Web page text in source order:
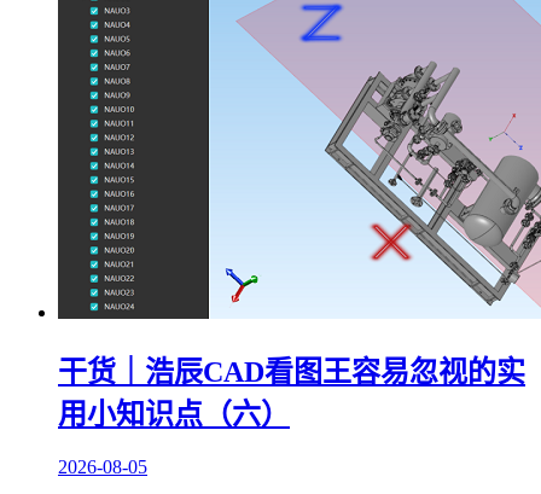
干货｜浩辰CAD看图王容易忽视的实
用小知识点（六）
2026-08-05